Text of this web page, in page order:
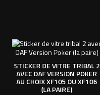
STICKER DE VITRE TRIBAL 2
AVEC DAF VERSION POKER
AU CHOIX XF105 OU XF106
(LA PAIRE)